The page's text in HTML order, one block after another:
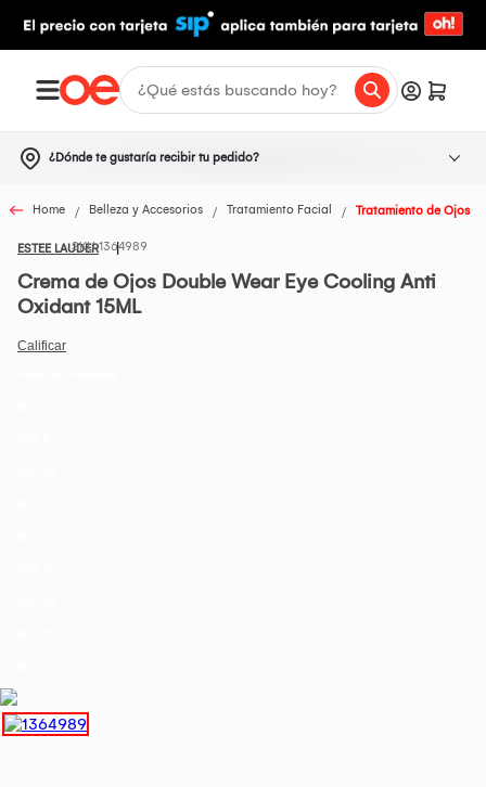
¿Dónde te gustaría recibir tu pedido?
Home Belleza y Accesorios Tratamiento Facial Tratamiento de Ojos
ESTEE LAUDER1364989
Crema de Ojos Double Wear Eye Cooling Anti
Oxidant 15ML